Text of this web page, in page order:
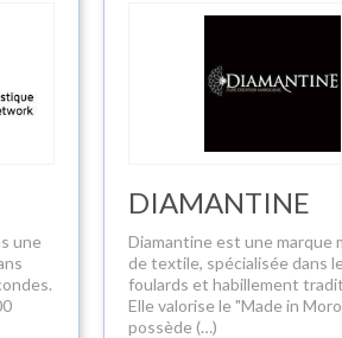
une
DIAMANTINE
Diamantine est une marque
de textile, spécialisée dans
foulards et habillement
Elle valorise le "Made in
possède (…)